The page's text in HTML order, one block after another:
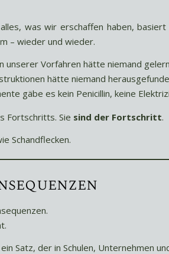
was wir erschaffen haben,
– wieder und wieder.
unserer Vorfahren hätte niemand
hätte niemand
gäbe es kein Penicillin, keine
Fortschritts. Sie sind der Fortschritt.
Schandflecken.
Satz, der in Schulen, Unternehmen